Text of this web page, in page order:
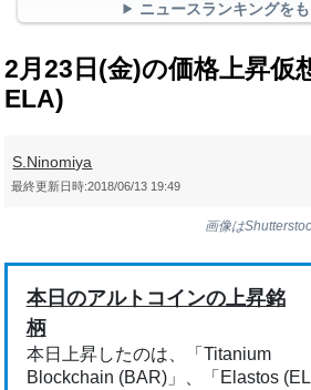
ニュースランキングを
2月23日(金)の価格上昇仮
ELA)
S.Ninomiya
最終更新日時:2018/06/13 19:49
画像は
本日のアルトコインの上昇銘
柄
本日上昇したのは、「Titanium
Blockchain (BAR)」、「Elastos